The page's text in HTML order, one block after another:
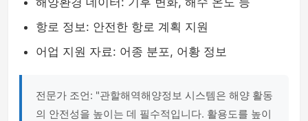
항로 정보: 안전한 항로 계획 지원
어업 지원 자료: 어종 분포, 어황 정보
전문가 조언: "관할해역해양정보 시스템은 해양 활동
의 안전성을 높이는 데 필수적입니다. 활용도를 높이